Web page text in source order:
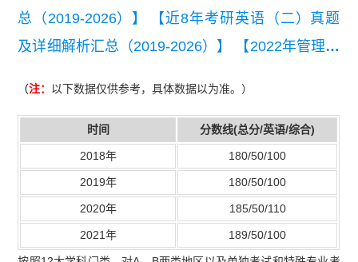
总（2019-2026）】
【近8年考研英语（二）真题
及详细解析汇总（2019-2026）】
【2022年管理联
（注： 以下数据仅供参考，具体数据以为准。）
时间 分数线(总分/英语/综合)
2018年 180/50/100
2019年 180/50/100
2020年 185/50/110
2021年 189/50/100